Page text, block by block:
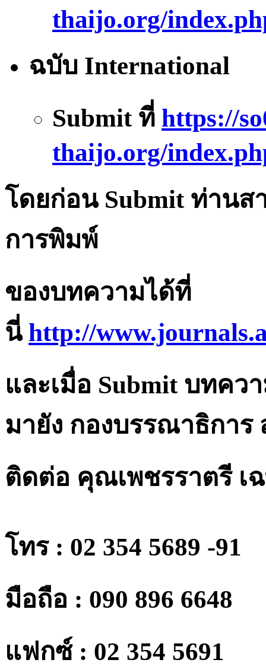
thaijo.org/
ฉบับ International
Submit ที่ https://
thaijo.org/
โดยก่อน Submitท่านส
การพิมพ์
ของบทความได้ที่
นี่ http://
และเมื่อ Submit บทคว
มายัง กองบรรณาธิการ
ติดต่อ คุณเพชรราตรี เ
โทร : 02 354 5689 -91
มือถือ : 090 896 6648
แฟกซ์ : 02 354 5691